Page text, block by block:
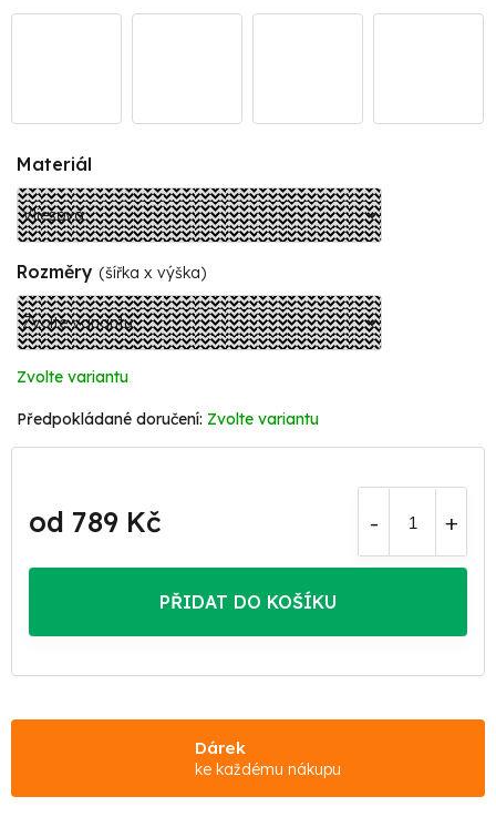
Materiál
Rozměry (šířka x výška)
Zvolte variantu
Zvolte variantu
od 789 Kč
cena:
PŘIDAT DO KOŠÍKU
Dárek
ke každému nákupu